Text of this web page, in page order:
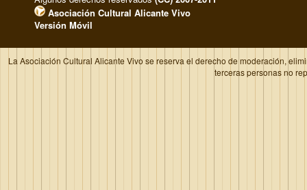
Asociación Cultural Alicante Vivo
Versión Móvil
La Asociación Cultural Alicante Vivo se reserva el derecho de moderación,
terceras personas no